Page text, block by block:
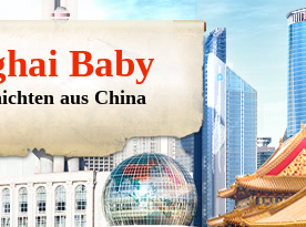
Baby
aus China